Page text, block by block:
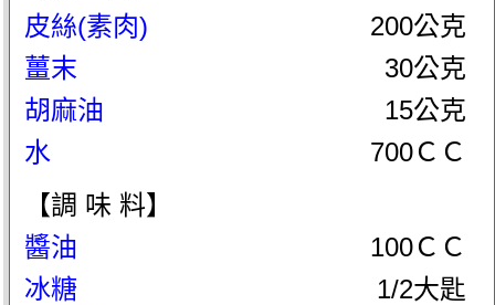
皮絲(素肉)
200公克
薑末
30公克
胡麻油
15公克
水
700ＣＣ
【調 味 料】
醬油
100ＣＣ
冰糖
1/2大匙